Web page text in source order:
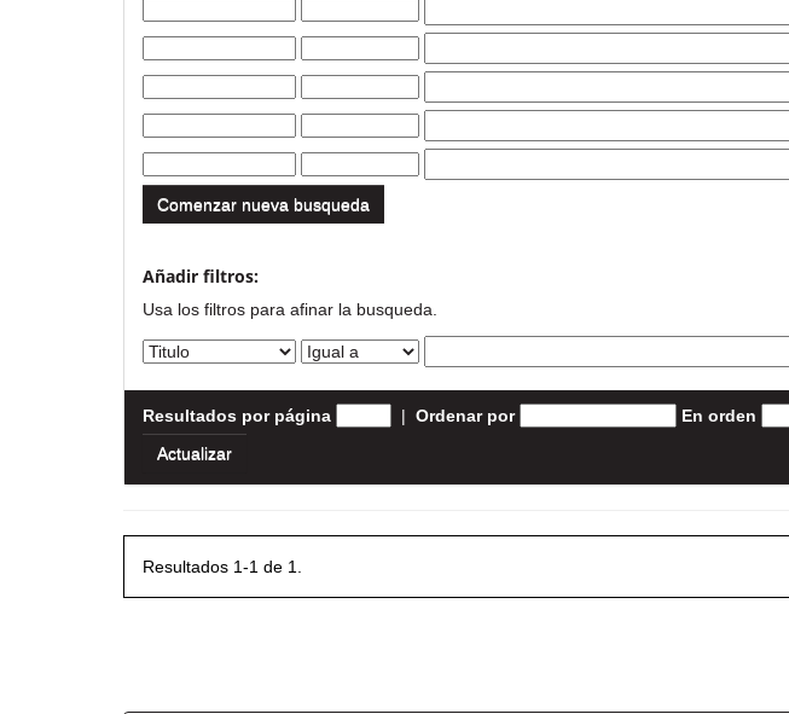
Comenzar nueva busqueda
Añadir filtros:
Usa los filtros para afinar la busqueda.
Resultados por página | Ordenar por En orden
Resultados 1-1 de 1.